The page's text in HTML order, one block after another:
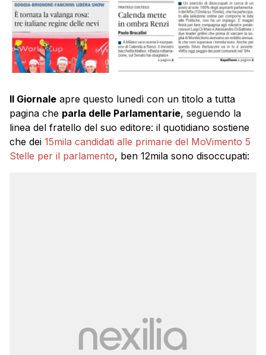
Il Giornale apre questo lunedì con un titolo a tutta
pagina che parla delle Parlamentarie, seguendo la
linea del fratello del suo editore: il quotidiano sostiene
che dei 15mila candidati alle primarie del MoVimento 5
Stelle per il parlamento, ben 12mila sono disoccupati: